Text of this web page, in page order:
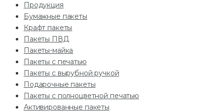
Продукция
Бумажные пакеты
Крафт пакеты
Пакеты ПВД
Пакеты-майка
Пакеты с печатью
Пакеты с вырубной ручкой
Подарочные пакеты
Пакеты с полноцветной печатью
Активированные пакеты